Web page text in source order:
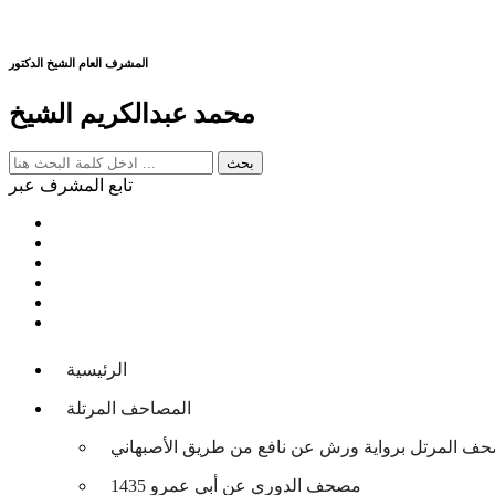
المشرف العام الشيخ الدكتور
محمد عبدالكريم الشيخ
تابع المشرف عبر
الرئيسية
المصاحف المرتلة
المرتل برواية ورش عن نافع من طريق الأصبهاني
مصحف الدوري عن أبي عمرو 1435